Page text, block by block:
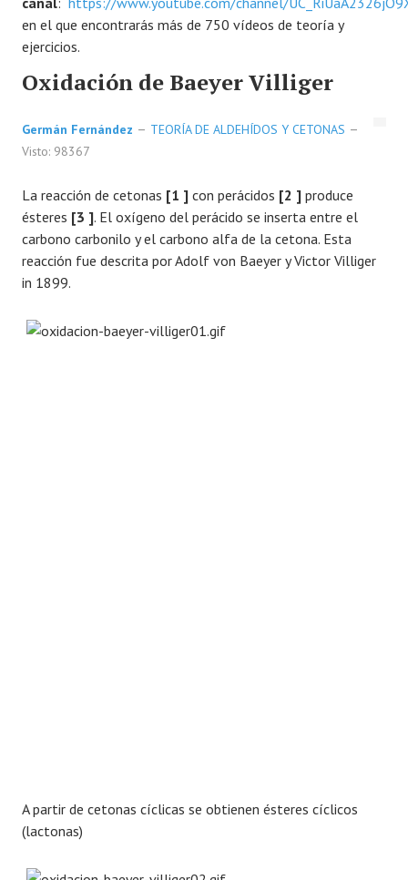
FORO
LAB
en el que encontrarás más de 750 vídeos de teoría y
ejercicios.
Oxidación de Baeyer Villiger
Germán Fernández
TEORÍA DE ALDEHÍDOS Y CETONAS
Visto: 98367
La reacción de cetonas [1 ] con perácidos [2 ] produce
ésteres [3 ]. El oxígeno del perácido se inserta entre el
carbono carbonilo y el carbono alfa de la cetona. Esta
reacción fue descrita por Adolf von Baeyer y Victor Villiger
in 1899.
A partir de cetonas cíclicas se obtienen ésteres cíclicos
(lactonas)